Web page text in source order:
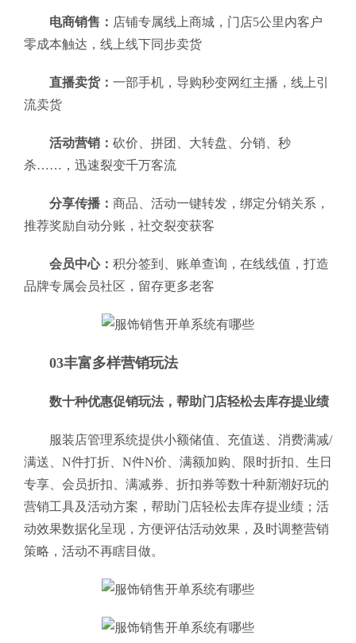
电商销售： 店铺专属线上商城，门店5公里内客户
零成本触达，线上线下同步卖货
直播卖货： 一部手机，导购秒变网红主播，线上引
流卖货
活动营销： 砍价、拼团、大转盘、分销、秒
杀……，迅速裂变千万客流
分享传播： 商品、活动一键转发，绑定分销关系，
推荐奖励自动分账，社交裂变获客
会员中心： 积分签到、账单查询，在线线值，打造
品牌专属会员社区，留存更多老客
03丰富多样营销玩法
数十种优惠促销玩法，帮助门店轻松去库存提业绩
服装店管理系统提供小额储值、充值送、消费满减/
满送、N件打折、N件N价、满额加购、限时折扣、生日
专享、会员折扣、满减券、折扣券等数十种新潮好玩的
营销工具及活动方案，帮助门店轻松去库存提业绩；活
动效果数据化呈现，方便评估活动效果，及时调整营销
策略，活动不再瞎目做。